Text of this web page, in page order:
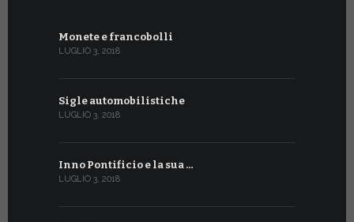
Monete e francobolli
LUGLIO 3, 2018
Sigle automobilistiche
LUGLIO 3, 2018
Inno Pontificio e la sua …
LUGLIO 3, 2018